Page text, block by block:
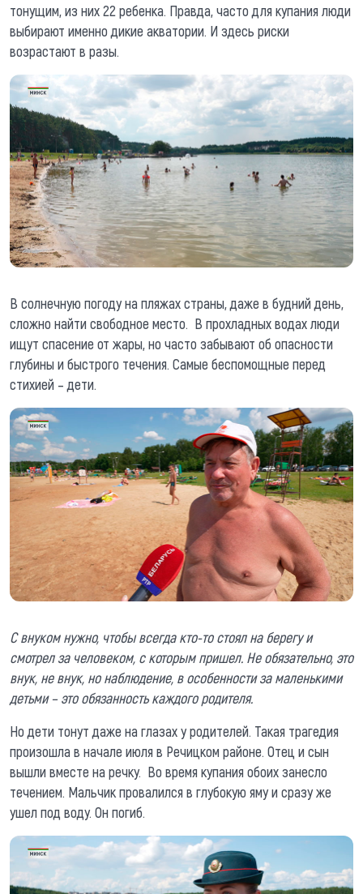
тонущим, из них 22 ребенка. Правда, часто для купания люди
выбирают именно дикие акватории. И здесь риски
возрастают в разы.
В солнечную погоду на пляжах страны, даже в будний день,
сложно найти свободное место. В прохладных водах люди
ищут спасение от жары, но часто забывают об опасности
глубины и быстрого течения. Самые беспомощные перед
стихией – дети.
С внуком нужно, чтобы всегда кто-то стоял на берегу и
смотрел за человеком, с которым пришел. Не обязательно, это
внук, не внук, но наблюдение, в особенности за маленькими
детьми – это обязанность каждого родителя.
Но дети тонут даже на глазах у родителей. Такая трагедия
произошла в начале июля в Речицком районе. Отец и сын
вышли вместе на речку. Во время купания обоих занесло
течением. Мальчик провалился в глубокую яму и сразу же
ушел под воду. Он погиб.